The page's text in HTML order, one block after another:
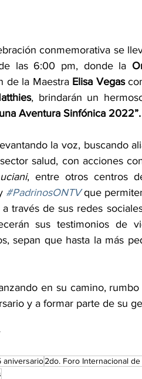
conmemorativa se
las 6:00 pm, donde la
de la Maestra Elisa Vegas
, brindarán un
Aventura Sinfónica 2022”.
la voz, buscando
salud, con acciones
, entre otros centros
#PadrinosONTV que
través de sus redes
sus testimonios de
sepan que hasta la más
en su camino,
y a formar parte de su
aniversario2do. Foro Internacional